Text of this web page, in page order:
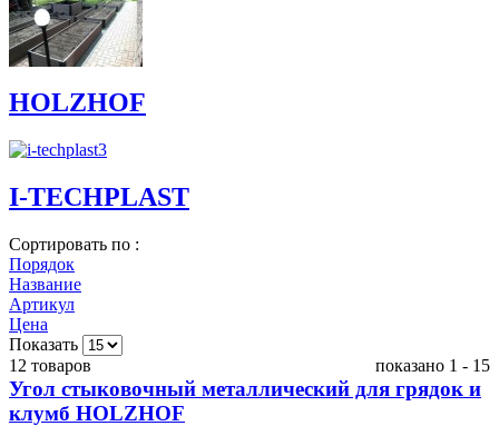
HOLZHOF
I-TECHPLAST
Сортировать по :
Порядок
Название
Артикул
Цена
Показать
12 товаров
показано 1 - 15
Угол стыковочный металлический для грядок и
клумб HOLZHOF